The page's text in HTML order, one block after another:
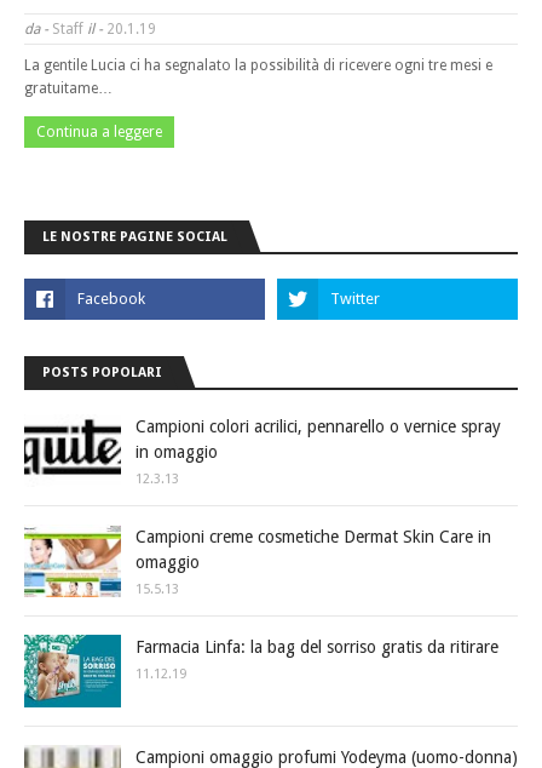
da - Staff il - 20.1.19
La gentile Lucia ci ha segnalato la possibilità di ricevere ogni tre mesi e
gratuitame…
Continua a leggere
LE NOSTRE PAGINE SOCIAL
POSTS POPOLARI
Campioni colori acrilici, pennarello o vernice spray
in omaggio
12.3.13
Campioni creme cosmetiche Dermat Skin Care in
omaggio
15.5.13
Farmacia Linfa: la bag del sorriso gratis da ritirare
11.12.19
Campioni omaggio profumi Yodeyma (uomo-donna)